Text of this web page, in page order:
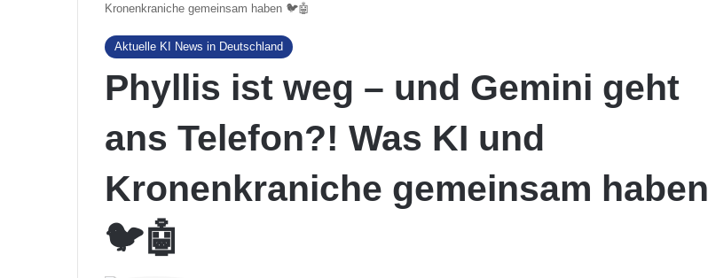
Kronenkraniche gemeinsam haben 🐦🤖
Aktuelle KI News in Deutschland
Phyllis ist weg – und Gemini geht
ans Telefon?! Was KI und
Kronenkraniche gemeinsam haben
🐦🤖